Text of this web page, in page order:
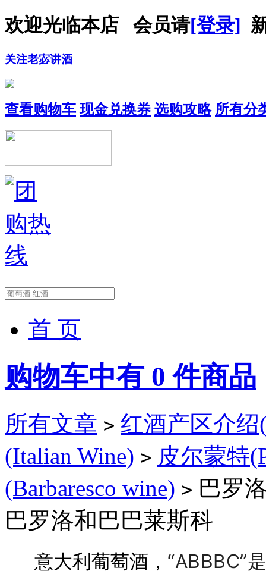
欢迎光临本店 会员请[登录]
关注老宓讲酒
查看购物车 现金兑换券 选购攻略 所有分
首 页
购物车中有 0 件商品
所有文章 > 红酒产区介绍
(Italian Wine) > 皮尔蒙特
(Barbaresco wine) > 巴罗
巴罗洛和巴巴莱斯科
意大利葡萄酒， “ABBBC”